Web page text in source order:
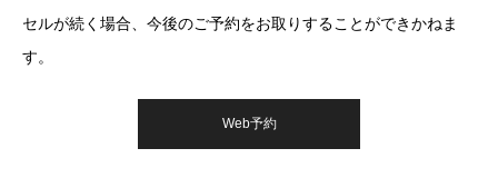
セルが続く場合、今後のご予約をお取りすることができかねま
す。
Web予約